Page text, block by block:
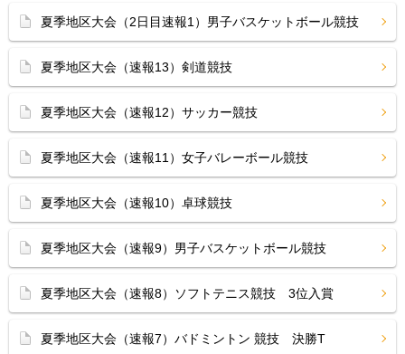
夏季地区大会（2日目速報1）男子バスケットボール競技
夏季地区大会（速報13）剣道競技
夏季地区大会（速報12）サッカー競技
夏季地区大会（速報11）女子バレーボール競技
夏季地区大会（速報10）卓球競技
夏季地区大会（速報9）男子バスケットボール競技
夏季地区大会（速報8）ソフトテニス競技 3位入賞
夏季地区大会（速報7）バドミントン 競技 決勝T